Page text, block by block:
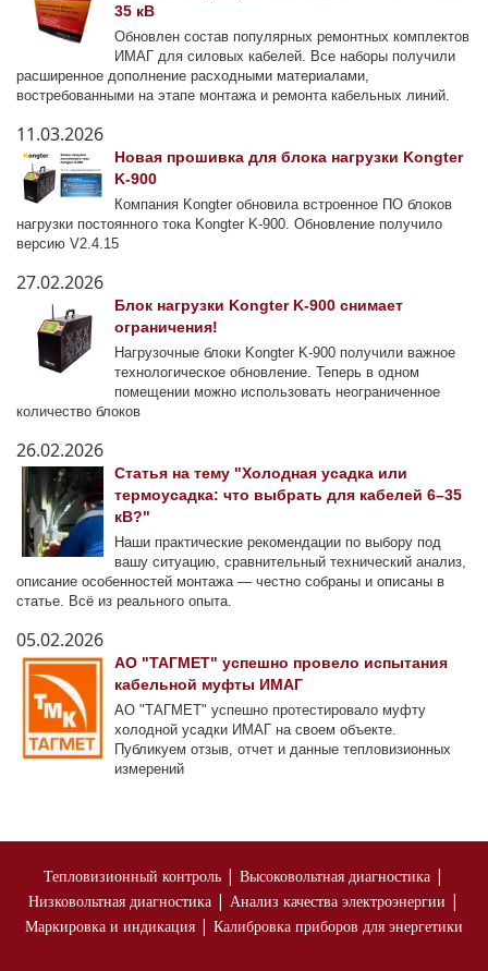
35 кВ
Обновлен состав популярных ремонтных комплектов
ИМАГ для силовых кабелей. Все наборы получили
расширенное дополнение расходными материалами,
востребованными на этапе монтажа и ремонта кабельных линий.
11.03.2026
Новая прошивка для блока нагрузки Kongter
K-900
Компания Kongter обновила встроенное ПО блоков
нагрузки постоянного тока Kongter K-900. Обновление получило
версию V2.4.15
27.02.2026
Блок нагрузки Kongter K-900 снимает
ограничения!
Нагрузочные блоки Kongter K-900 получили важное
технологическое обновление. Теперь в одном
помещении можно использовать неограниченное
количество блоков
26.02.2026
Статья на тему "Холодная усадка или
термоусадка: что выбрать для кабелей 6–35
кВ?"
Наши практические рекомендации по выбору под
вашу ситуацию, сравнительный технический анализ,
описание особенностей монтажа — честно собраны и описаны в
статье. Всё из реального опыта.
05.02.2026
АО "ТАГМЕТ" успешно провело испытания
кабельной муфты ИМАГ
АО "ТАГМЕТ" успешно протестировало муфту
холодной усадки ИМАГ на своем объекте.
Публикуем отзыв, отчет и данные тепловизионных
измерений
Тепловизионный контроль | Высоковольтная диагностика |
Низковольтная диагностика | Анализ качества электроэнергии |
Маркировка и индикация | Калибровка приборов для энергетики